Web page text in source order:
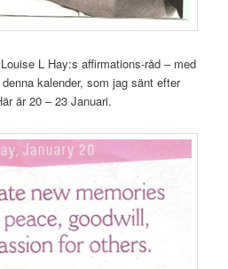
L Hay:s affirmations-råd – med
kalender, som jag sänt efter
är 20 – 23 Januari.